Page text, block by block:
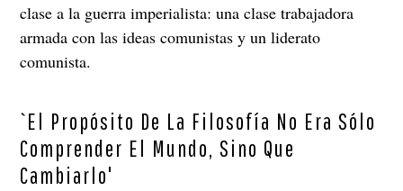
clase a la guerra imperialista: una clase trabajadora
armada con las ideas comunistas y un liderato
comunista.
`El Propósito De La Filosofía No Era Sólo
Comprender El Mundo, Sino Que
Cambiarlo'